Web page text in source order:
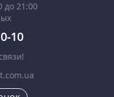
до 21:00
10